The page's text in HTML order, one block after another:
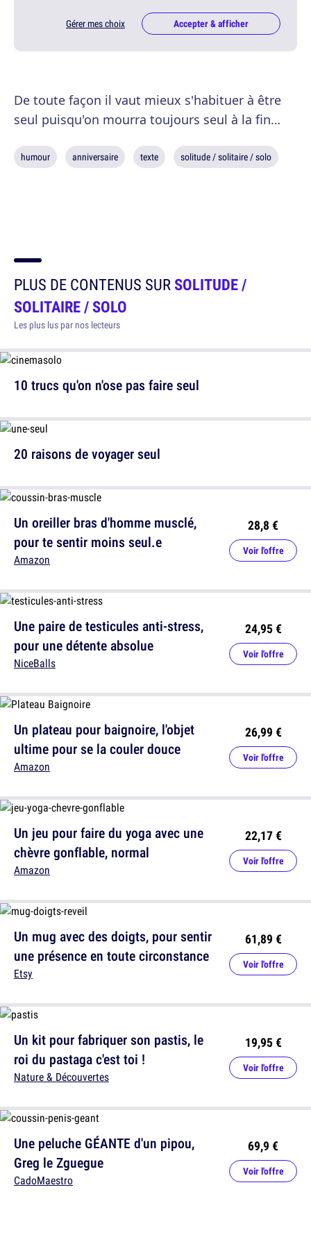
Gérer mes choix Accepter & afficher
De toute façon il vaut mieux s'habituer à être
seul puisqu'on mourra toujours seul à la fin…
humour anniversaire texte solitude / solitaire / solo
PLUS DE CONTENUS SURSOLITUDE /
SOLITAIRE / SOLO
Les plus lus par nos lecteurs
10 trucs qu'on n'ose pas faire seul
Un oreiller bras d'homme musclé,
pour te sentir moins seul.e
Amazon
28,8 €
Voir l'offre
Un plateau pour baignoire, l'objet
ultime pour se la couler douce
Amazon
26,99 €
Voir l'offre
Un mug avec des doigts, pour sentir
une présence en toute circonstance
Etsy
61,89 €
Voir l'offre
Une peluche GÉANTE d'un pipou,
Greg le Zguegue
CadoMaestro
69,9 €
Voir l'offre
20 raisons de voyager seul
Une paire de testicules anti-stress,
pour une détente absolue
NiceBalls
24,95 €
Voir l'offre
Un jeu pour faire du yoga avec une
chèvre gonflable, normal
Amazon
22,17 €
Voir l'offre
Un kit pour fabriquer son pastis, le
roi du pastaga c'est toi !
Nature & Découvertes
19,95 €
Voir l'offre